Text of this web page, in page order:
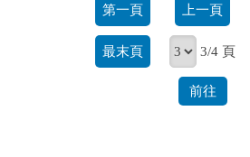
第一頁 上一頁
最末頁 3/4 頁
前往